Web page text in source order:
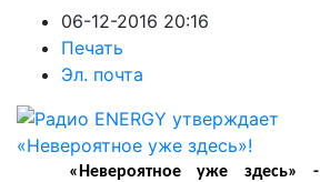
06-12-2016 20:16
Печать
Эл. почта
«Невероятное уже здесь» -